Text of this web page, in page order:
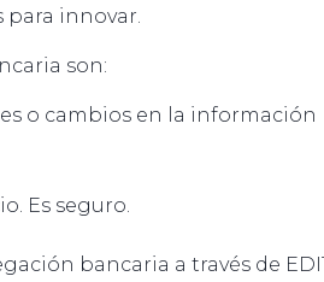
innovar.
son:
o cambios en la información
Es seguro.
bancaria a través de